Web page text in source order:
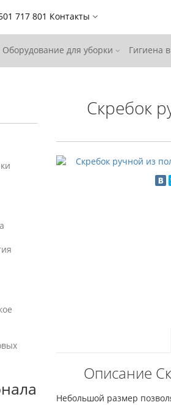
717 801 Контакты
Оборудование для уборки Гигиена
Скребок
Описание
Небольшой размер